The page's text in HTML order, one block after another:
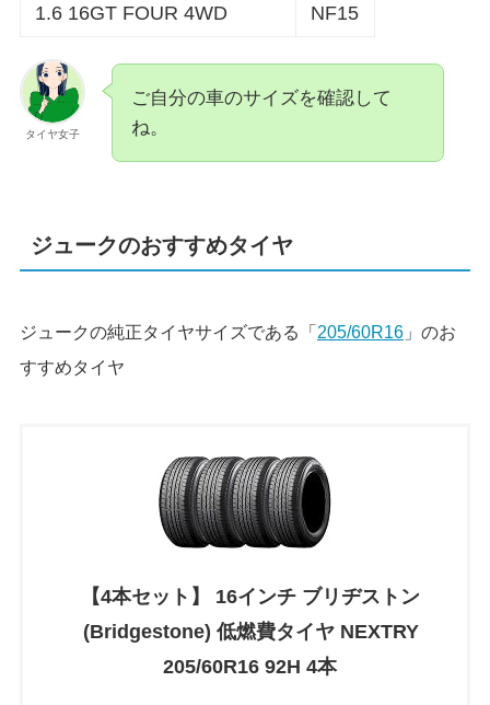
1.6 16GT FOUR 4WD NF15
タイヤ女子
ご自分の車のサイズを確認して
ね。
ジュークのおすすめタイヤ
ジュークの純正タイヤサイズである「 205/60R16」のお
すすめタイヤ
【4本セット】 16インチ ブリヂストン
(Bridgestone) 低燃費タイヤ NEXTRY
205/60R16 92H 4本